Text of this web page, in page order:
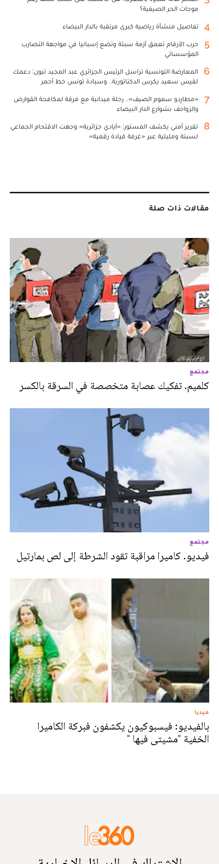
موجات الحر الصيفية؟
4 تفاصيل منشأة رياضية كبرى مرتقبة بالدار البيضاء
5
حرب الأرقام تعمق أزمة سبتة وتضع إسبانيا في مواجهة التضارب
المؤسساتي
6
المعارضة التونسية تراسل الرئيس الجزائري عبد المجيد تبون: دعمك
لقيس سعيد يكرس الدكتاتورية.. وسيادة تونس خط أحمر
7
«مطارِدو سموم الصيف».. رحلة ميدانية مع فرقة لمكافحة القوارض
والزواحف بشوارع الدار البيضاء
8
تقرير أمني يكشف المستور: «أيادي جزائرية» وجهت الاقتحام الجماعي
لسبتة ومليلية عبر «غرفة قيادة رقمية»
مقالات ذات صلة
مجتمع
كلميم. تفكيك عصابة متخصصة في السرقة بالكسر
مجتمع
فيديو. كاميرا مراقبة تقود الشرطة إلى لص بمارتيل
ميديا
بالفيديو: فيسبوكيون يكشفون فبركة الكاميرا
الخفية "مشيتى فيها "